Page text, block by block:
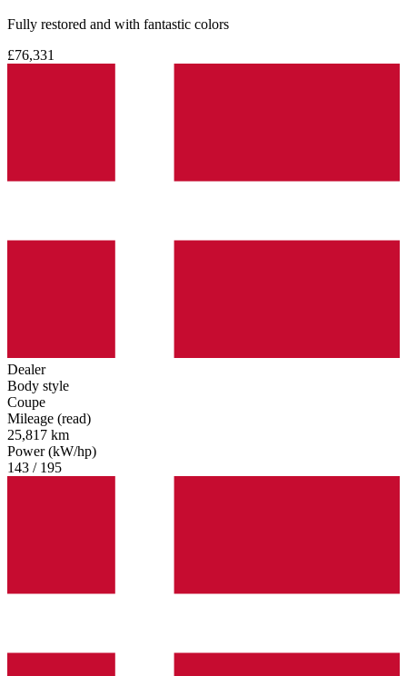
Fully restored and with fantastic colors
£76,331
Dealer
Body style
Coupe
Mileage (read)
25,817 km
Power (kW/hp)
143 / 195